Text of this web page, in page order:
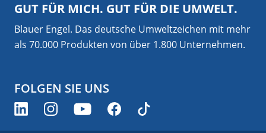
GUT FÜR MICH. GUT FÜR DIE UMWELT.
Blauer Engel. Das deutsche Umweltzeichen mit mehr
als 70.000 Produkten von über 1.800 Unternehmen.
FOLGEN SIE UNS